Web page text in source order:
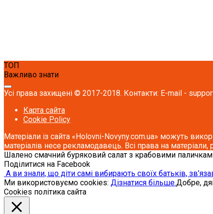
ТОП
Важливо знати
Усі права захищені © 2017-2018. Контакти: E-mail -
Карта сайта
Cookie Policy
Матеріали із сайта «Holovni-Novyny.com.ua» можуть
матеріалів несе рекламодавець. Всі права на
Шалено смачний буряковий салат з крабовими
Поділитися на Facebook
А ви знали, що діти самі вибирають своїх батьків,
Ми використовуємо cookies: Дізнатися більше.Добре,
Cookies політика сайта